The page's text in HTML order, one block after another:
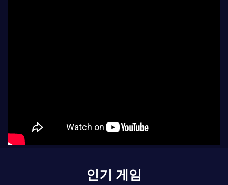
인기 게임